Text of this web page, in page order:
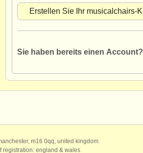
Sie haben bereits einen Account?
m16 0qq, united kingdom.
registration: england & wales